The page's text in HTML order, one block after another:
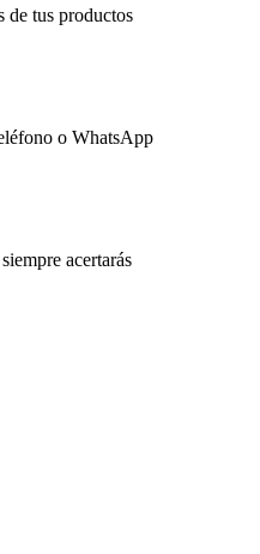
de tus productos
o WhatsApp
acertarás